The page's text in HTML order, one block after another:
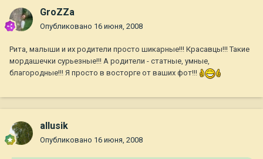
GroZZa
Опубликовано 16 июня, 2008
Рита, малыши и их родители просто шикарные!!! Красавцы!!! Такие
мордашечки сурьезные!!! А родители - статные, умные,
благородные!!! Я просто в восторге от ваших фот!!!
allusik
Опубликовано 16 июня, 2008